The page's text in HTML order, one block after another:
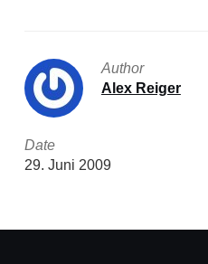
Author
Alex Reiger
Date
29. Juni 2009